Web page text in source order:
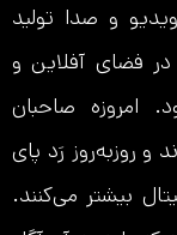
و صدا تولید
فضای آفلاین و
امروزه صاحبان
و روزبه‌روز رَد پای
بیشتر می‌کنند.